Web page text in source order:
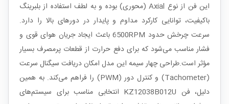
این فن از نوع Axial (محوری) بوده و به لطف استفاده از بلبرینگ
باکیفیت، توانایی کارکرد مداوم و پایدار در دورهای بالا را دارد.
سرعت چرخش حدود 6500RPM باعث ایجاد جریان هوای قوی و
فشار مناسب می‌شود که برای دفع حرارت از قطعات پرمصرف بسیار
مؤثر است.طراحی چهار سیمه این مدل امکان دریافت سیگنال سرعت
(Tachometer) و کنترل دور (PWM) را فراهم می‌کند. به همین
دلیل، فن KZ12038B012U انتخابی مناسب برای سیستم‌های